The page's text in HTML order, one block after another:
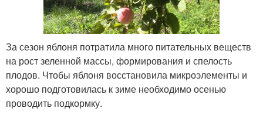
За сезон яблоня потратила много питательных веществ
на рост зеленной массы, формирования и спелость
плодов. Чтобы яблоня восстановила микроэлементы и
хорошо подготовилась к зиме необходимо осенью
проводить подкормку.